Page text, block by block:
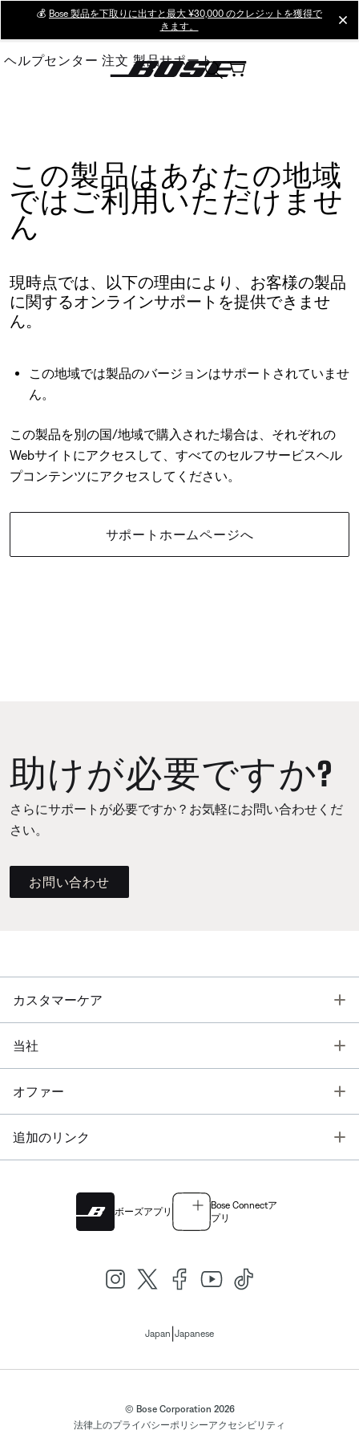
Main
💰 Bose 製品を下取りに出すと最大 ¥30,000 のクレジットを獲得で
きます。
ヘルプセンター 注文 製品サポート
この製品はあなたの地域
ではご利用いただけませ
ん
現時点では、以下の理由により、お客様の製品
に関するオンラインサポートを提供できませ
ん。
この地域では製品のバージョンはサポートされていませ
ん。
この製品を別の国/地域で購入された場合は、それぞれの
Webサイトにアクセスして、すべてのセルフサービスヘル
プコンテンツにアクセスしてください。
サポートホームページへ
助けが必要ですか?
さらにサポートが必要ですか？お気軽にお問い合わせくだ
さい。
お問い合わせ
カスタマーケア
当社
オファー
追加のリンク
ボーズアプリ
Bose Connectア
プリ
Japan Japanese
© Bose Corporation 2026
法律上のプライバシーポリシーアクセシビリティ